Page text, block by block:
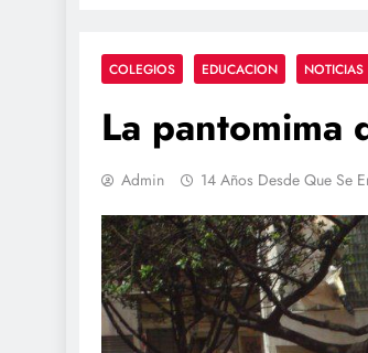
COLEGIOS EDUCACION NOTICIAS
La pantomima
Admin 14 Años Desde Que Se